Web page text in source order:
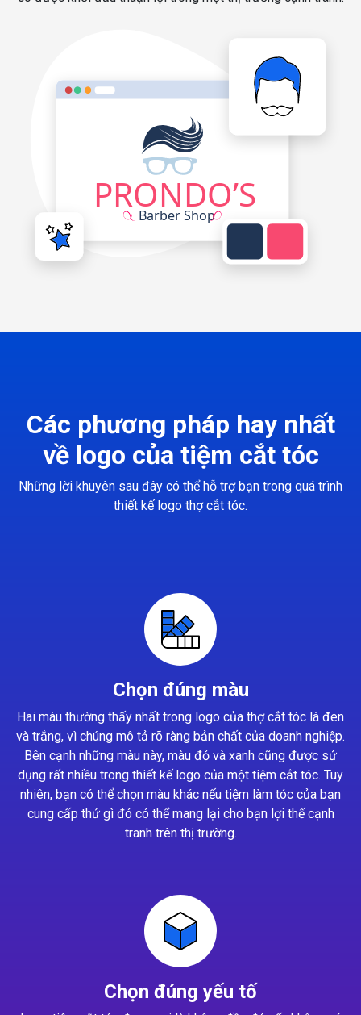
Các phương pháp hay nhất
về logo của tiệm cắt tóc
Những lời khuyên sau đây có thể hỗ trợ bạn trong quá trình
thiết kế logo thợ cắt tóc.
Chọn đúng màu
Hai màu thường thấy nhất trong logo của thợ cắt tóc là đen
và trắng, vì chúng mô tả rõ ràng bản chất của doanh nghiệp.
Bên cạnh những màu này, màu đỏ và xanh cũng được sử
dụng rất nhiều trong thiết kế logo của một tiệm cắt tóc. Tuy
nhiên, bạn có thể chọn màu khác nếu tiệm làm tóc của bạn
cung cấp thứ gì đó có thể mang lại cho bạn lợi thế cạnh
tranh trên thị trường.
Chọn đúng yếu tố